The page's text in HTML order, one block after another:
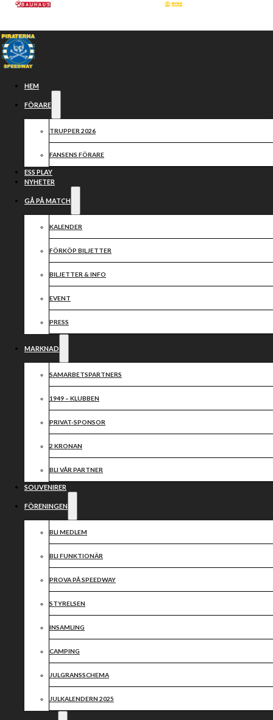
Hoppa till huvudinnehåll
HEM
FÖRARE
TRUPPER 2026
FANSENS FÖRARE
ESS PLAY
NYHETER
GÅ PÅ MATCH
KALENDER
FÖRKÖP BILJETTER
BILJETTER & INFO
EVENT
PRESS
MARKNAD
SAMARBETSPARTNERS
1949 – KLUBBEN
PRIVAT-SPONSOR
2 KRONAN
BLI VÅR PARTNER
SOUVENIRER
FÖRENINGEN
BLI MEDLEM
BLI FUNKTIONÄR
PROVA PÅ SPEEDWAY
STYRELSEN
INSAMLING
CAMPING
JULGRANSSCHEMA
JULKALENDERN 2025
2025